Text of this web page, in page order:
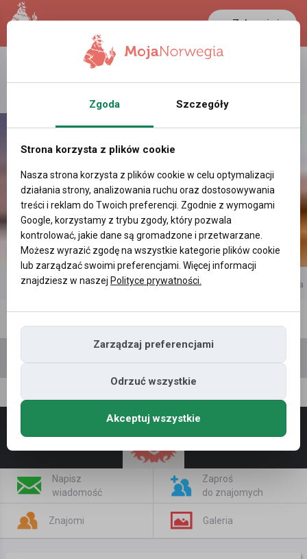
Zaloguj się
LANCASTER
22 °C 0.3894 PLN
reklama
Napisz
wiadomość
Zaproś
do znajomych
Znajomi Galeria
Zgoda Szczegóły
Strona korzysta z plików cookie
Nasza strona korzysta z plików cookie w celu optymalizacji
działania strony, analizowania ruchu oraz dostosowywania
treści i reklam do Twoich preferencji. Zgodnie z wymogami
Google, korzystamy z trybu zgody, który pozwala
kontrolować, jakie dane są gromadzone i przetwarzane.
Możesz wyrazić zgodę na wszystkie kategorie plików cookie
lub zarządzać swoimi preferencjami. Więcej informacji
znajdziesz w naszej Polityce prywatności.
Zarządzaj preferencjami
Odrzuć wszystkie
Akceptuj wszystkie